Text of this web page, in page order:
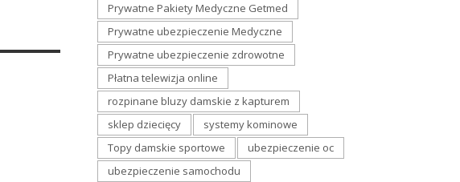
Prywatne Pakiety Medyczne Getmed
Prywatne ubezpieczenie Medyczne
Prywatne ubezpieczenie zdrowotne
Płatna telewizja online
rozpinane bluzy damskie z kapturem
sklep dziecięcy
systemy kominowe
Topy damskie sportowe
ubezpieczenie oc
ubezpieczenie samochodu